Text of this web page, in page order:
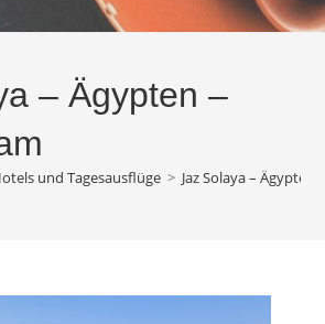
– Ägypten –
und Tagesausflüge > Jaz Solaya – Ägypten